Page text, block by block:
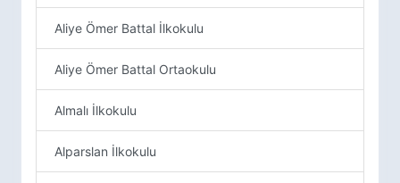
Aliye Ömer Battal İlkokulu
Aliye Ömer Battal Ortaokulu
Almalı İlkokulu
Alparslan İlkokulu